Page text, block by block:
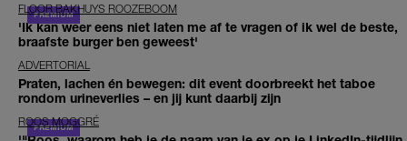
FLOOR BAKHUYS ROOZEBOOM
'Ik kan weer eens niet laten me af te vragen of ik wel de beste,
braafste burger ben geweest'
ADVERTORIAL
Praten, lachen én bewegen: dit event doorbreekt het taboe
rondom urineverlies – en jij kunt daarbij zijn
ROOS MOGGRÉ